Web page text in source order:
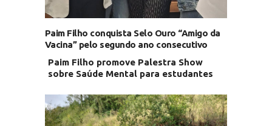
Paim Filho conquista Selo Ouro “Amigo da
Vacina” pelo segundo ano consecutivo
Paim Filho promove Palestra Show
sobre Saúde Mental para estudantes